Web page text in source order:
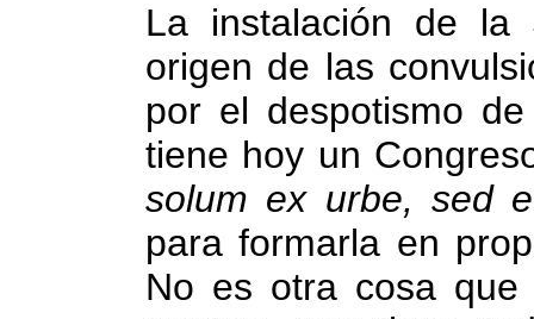
La instalación de la
origen de las
por el despotismo
tiene hoy un
solum ex urbe, sed
para formarla en
No es otra cosa